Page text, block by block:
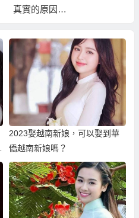
真實的原因…
2023娶越南新娘，可以娶到華
僑越南新娘嗎？